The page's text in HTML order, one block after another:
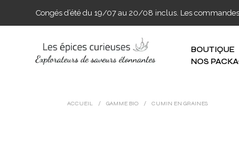
Congés d’été du 19/07 au 20/08 inclus. Les
BOUTIQUE
NOS
ACCUEIL / GAMME BIO / CUMIN EN GRAINES